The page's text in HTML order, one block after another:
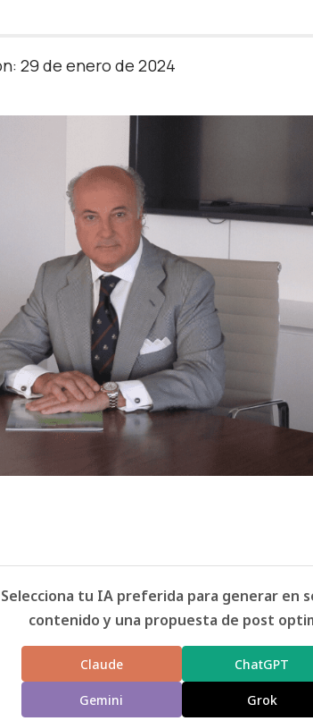
29 de enero de 2024
tu IA preferida para generar en
contenido y una propuesta de post
Claude ChatGPT
Gemini Grok